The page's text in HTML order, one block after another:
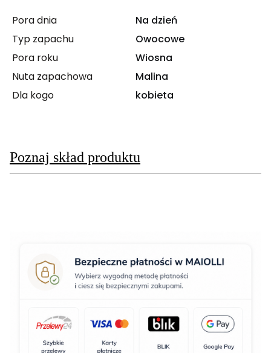
Pora dnia
Na dzień
Typ zapachu
Owocowe
Pora roku
Wiosna
Nuta zapachowa
Malina
Dla kogo
kobieta
Poznaj skład produktu